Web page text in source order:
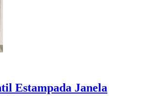
Estampada Janela